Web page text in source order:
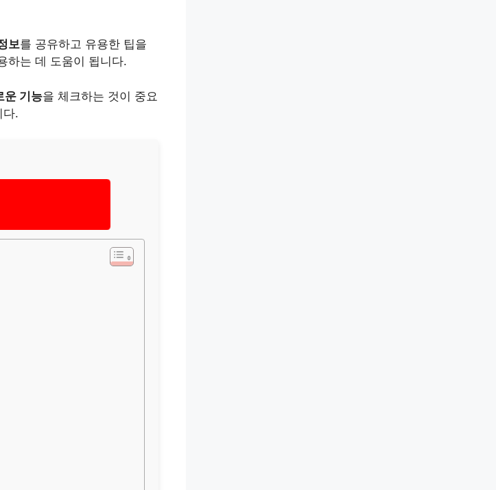
보를 공유하고 유용한 팁을
하는 데 도움이 됩니다.
운 기능을 체크하는 것이 중요
다.